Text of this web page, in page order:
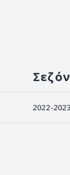
Σεζόν
2022-2023